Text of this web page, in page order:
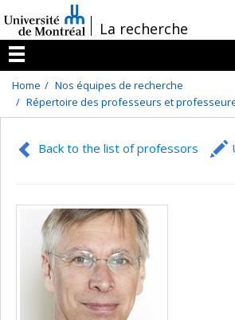
au
contenu
/La recherche
Menu
Home
Nos équipes de recherche
Répertoire des professeurs et
Back to the list of professors